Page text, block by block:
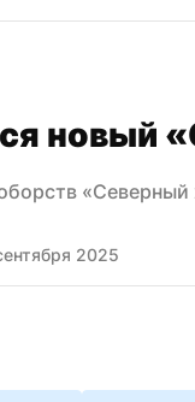
новый
2025